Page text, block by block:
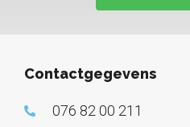
Contactgegevens
076 82 00 211